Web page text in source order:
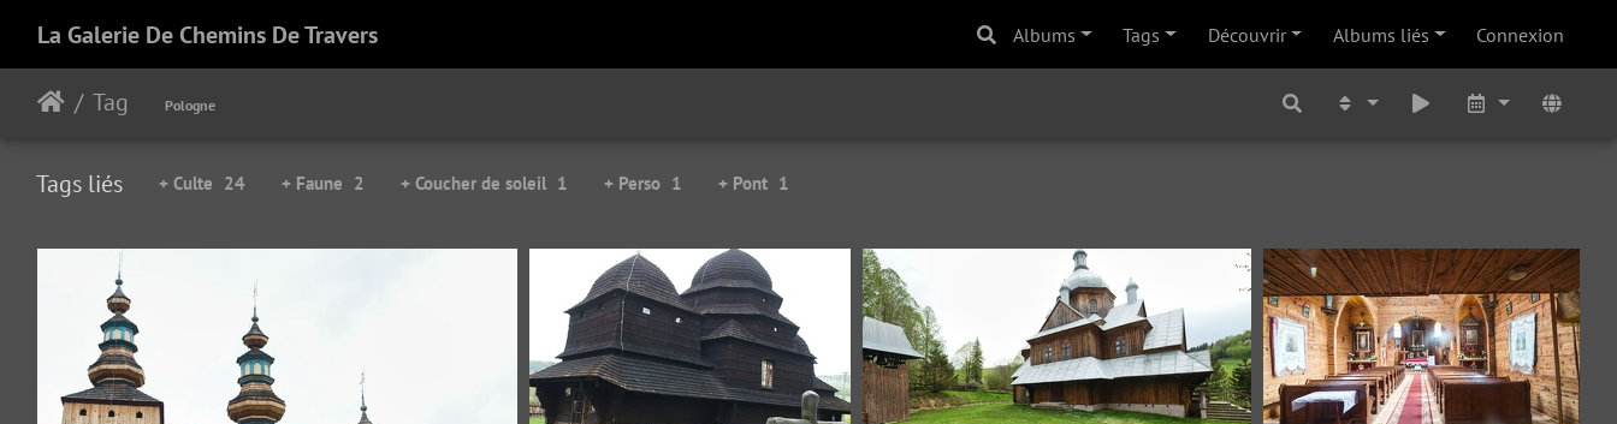
La Galerie De Chemins De Travers Albums Tags Découvrir Albums liés Connexion
Tag Pologne
Tags liés + Culte 24 + Faune 2 + Coucher de soleil 1 + Perso 1 + Pont 1